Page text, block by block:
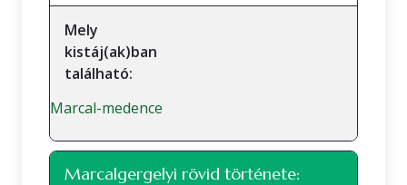
Mely
kistáj(ak)ban
található:
Marcal-medence
Marcalgergelyi rövid története: